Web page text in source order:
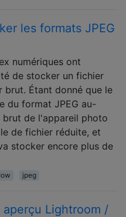
les formats JPEG
numériques ont
de stocker un fichier
brut. Étant donné que le
du format JPEG au-
brut de l'appareil photo
de fichier réduite, et
stocker encore plus de
jpeg
aperçu Lightroom /